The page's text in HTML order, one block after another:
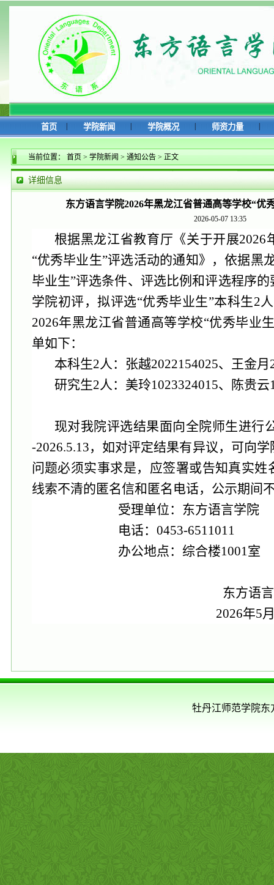
首页 学院新闻 学院概况 师资力量
当前位置： 首页 > 学院新闻 > 通知公告 > 正文
详细信息
东方语言学院2026年黑龙江省普通高等学校“优
2026-05-07 13:35
根据黑龙江省教育厅《关于开展2026
“优秀毕业生”评选活动的通知》，依据黑
毕业生”评选条件、评选比例和评选程序
学院初评，拟评选“优秀毕业生”本科生2
2026年黑龙江省普通高等学校“优秀毕业
单如下：
本科生2人：张越2022154025、王金月
研究生2人：美玲1023324015、陈贵云
现对我院评选结果面向全院师生进行
-2026.5.13，如对评定结果有异议，可向
问题必须实事求是，应签署或告知真实
线索不清的匿名信和匿名电话，公示期间
受理单位：东方语言学院
电话： 0453-6511011
办公地点：综合楼1001室
东方语
2026年5
牡丹江师范学院